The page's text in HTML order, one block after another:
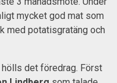
mycket god mat som
med potatisgratäng och
det föredrag. Först